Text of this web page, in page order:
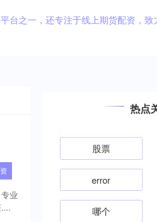
台之一，还专注于线上期货配资，致
业
热点
股票
error
哪个